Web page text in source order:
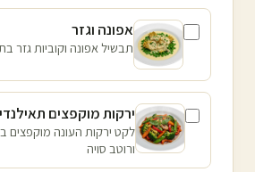
אפונה וגזר
תבשיל אפונה וקוביות גזר
ירקות מוקפצים תאילנדי
לקט ירקות העונה מוקפצים
ורוטב סויה